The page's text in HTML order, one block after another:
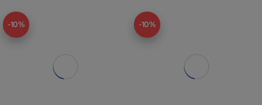
-10% -10%